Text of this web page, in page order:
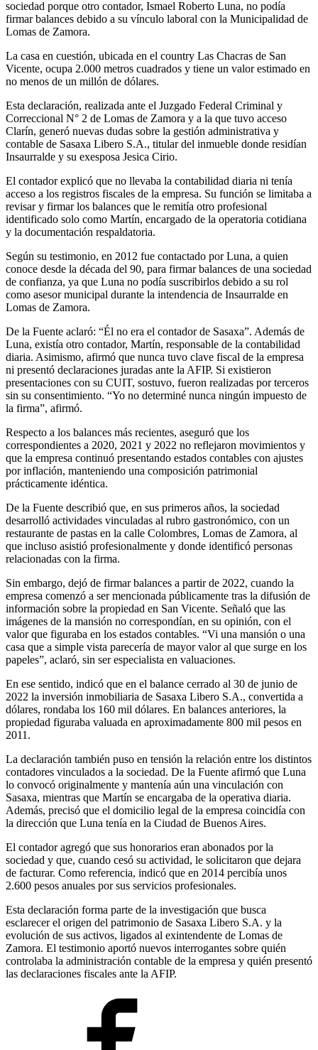
sociedad porque otro contador, Ismael Roberto Luna, no podía
firmar balances debido a su vínculo laboral con la Municipalidad de
Lomas de Zamora.
La casa en cuestión, ubicada en el country Las Chacras de San
Vicente, ocupa 2.000 metros cuadrados y tiene un valor estimado en
no menos de un millón de dólares.
Esta declaración, realizada ante el Juzgado Federal Criminal y
Correccional N° 2 de Lomas de Zamora y a la que tuvo acceso
Clarín, generó nuevas dudas sobre la gestión administrativa y
contable de Sasaxa Libero S.A., titular del inmueble donde residían
Insaurralde y su exesposa Jesica Cirio.
El contador explicó que no llevaba la contabilidad diaria ni tenía
acceso a los registros fiscales de la empresa. Su función se limitaba a
revisar y firmar los balances que le remitía otro profesional
identificado solo como Martín, encargado de la operatoria cotidiana
y la documentación respaldatoria.
Según su testimonio, en 2012 fue contactado por Luna, a quien
conoce desde la década del 90, para firmar balances de una sociedad
de confianza, ya que Luna no podía suscribirlos debido a su rol
como asesor municipal durante la intendencia de Insaurralde en
Lomas de Zamora.
De la Fuente aclaró: “Él no era el contador de Sasaxa”. Además de
Luna, existía otro contador, Martín, responsable de la contabilidad
diaria. Asimismo, afirmó que nunca tuvo clave fiscal de la empresa
ni presentó declaraciones juradas ante la AFIP. Si existieron
presentaciones con su CUIT, sostuvo, fueron realizadas por terceros
sin su consentimiento. “Yo no determiné nunca ningún impuesto de
la firma”, afirmó.
Respecto a los balances más recientes, aseguró que los
correspondientes a 2020, 2021 y 2022 no reflejaron movimientos y
que la empresa continuó presentando estados contables con ajustes
por inflación, manteniendo una composición patrimonial
prácticamente idéntica.
De la Fuente describió que, en sus primeros años, la sociedad
desarrolló actividades vinculadas al rubro gastronómico, con un
restaurante de pastas en la calle Colombres, Lomas de Zamora, al
que incluso asistió profesionalmente y donde identificó personas
relacionadas con la firma.
Sin embargo, dejó de firmar balances a partir de 2022, cuando la
empresa comenzó a ser mencionada públicamente tras la difusión de
información sobre la propiedad en San Vicente. Señaló que las
imágenes de la mansión no correspondían, en su opinión, con el
valor que figuraba en los estados contables. “Vi una mansión o una
casa que a simple vista parecería de mayor valor al que surge en los
papeles”, aclaró, sin ser especialista en valuaciones.
En ese sentido, indicó que en el balance cerrado al 30 de junio de
2022 la inversión inmobiliaria de Sasaxa Libero S.A., convertida a
dólares, rondaba los 160 mil dólares. En balances anteriores, la
propiedad figuraba valuada en aproximadamente 800 mil pesos en
2011.
La declaración también puso en tensión la relación entre los distintos
contadores vinculados a la sociedad. De la Fuente afirmó que Luna
lo convocó originalmente y mantenía aún una vinculación con
Sasaxa, mientras que Martín se encargaba de la operativa diaria.
Además, precisó que el domicilio legal de la empresa coincidía con
la dirección que Luna tenía en la Ciudad de Buenos Aires.
El contador agregó que sus honorarios eran abonados por la
sociedad y que, cuando cesó su actividad, le solicitaron que dejara
de facturar. Como referencia, indicó que en 2014 percibía unos
2.600 pesos anuales por sus servicios profesionales.
Esta declaración forma parte de la investigación que busca
esclarecer el origen del patrimonio de Sasaxa Libero S.A. y la
evolución de sus activos, ligados al exintendente de Lomas de
Zamora. El testimonio aportó nuevos interrogantes sobre quién
controlaba la administración contable de la empresa y quién presentó
las declaraciones fiscales ante la AFIP.